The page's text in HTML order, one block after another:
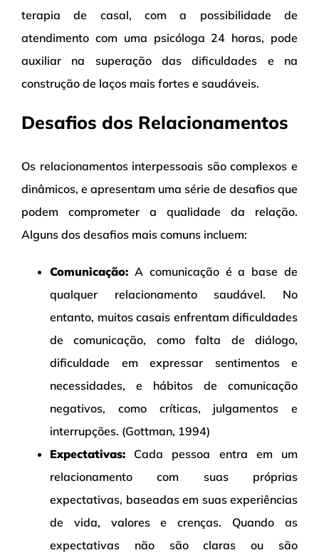
terapia de casal, com a possibilidade de
atendimento com uma psicóloga 24 horas, pode
auxiliar na superação das dificuldades e na
construção de laços mais fortes e saudáveis.
Desafios dos Relacionamentos
Os relacionamentos interpessoais são complexos e
dinâmicos, e apresentam uma série de desafios que
podem comprometer a qualidade da relação.
Alguns dos desafios mais comuns incluem:
Comunicação: A comunicação é a base de
qualquer relacionamento saudável. No
entanto, muitos casais enfrentam dificuldades
de comunicação, como falta de diálogo,
dificuldade em expressar sentimentos e
necessidades, e hábitos de comunicação
negativos, como críticas, julgamentos e
interrupções. (Gottman, 1994)
Expectativas: Cada pessoa entra em um
relacionamento com suas próprias
expectativas, baseadas em suas experiências
de vida, valores e crenças. Quando as
expectativas não são claras ou são